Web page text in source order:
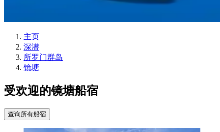
主页
深潜
所罗门群岛
镜塘
受欢迎的镜塘船宿
查询所有船宿